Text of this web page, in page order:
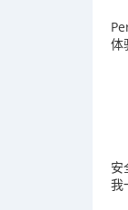
体
安
我